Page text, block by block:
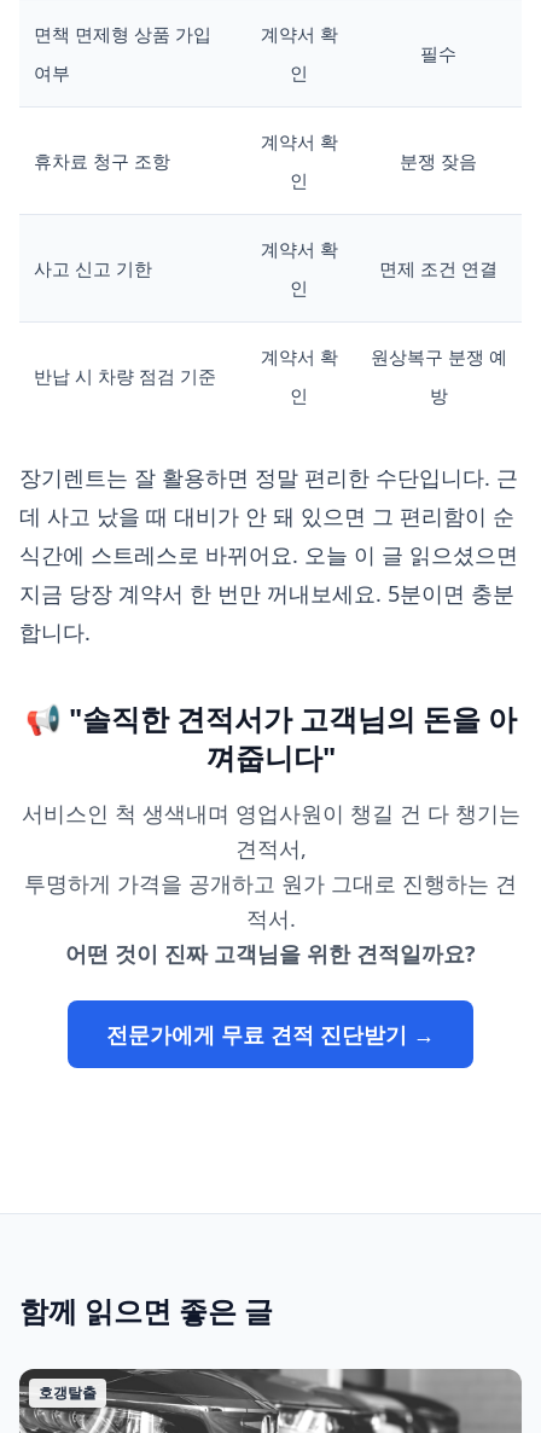
면책 면제형 상품 가입
여부
계약서 확
인
필수
휴차료 청구 조항
계약서 확
인
분쟁 잦음
사고 신고 기한
계약서 확
인
면제 조건 연결
반납 시 차량 점검 기준
계약서 확
인
원상복구 분쟁 예
방
장기렌트는 잘 활용하면 정말 편리한 수단입니다. 근
데 사고 났을 때 대비가 안 돼 있으면 그 편리함이 순
식간에 스트레스로 바뀌어요. 오늘 이 글 읽으셨으면
지금 당장 계약서 한 번만 꺼내보세요. 5분이면 충분
합니다.
📢 "솔직한 견적서가 고객님의 돈을 아
껴줍니다"
서비스인 척 생색내며 영업사원이 챙길 건 다 챙기는
견적서,
투명하게 가격을 공개하고 원가 그대로 진행하는 견
적서.
어떤 것이 진짜 고객님을 위한 견적일까요?
전문가에게 무료 견적 진단받기 →
함께 읽으면 좋은 글
호갱탈출